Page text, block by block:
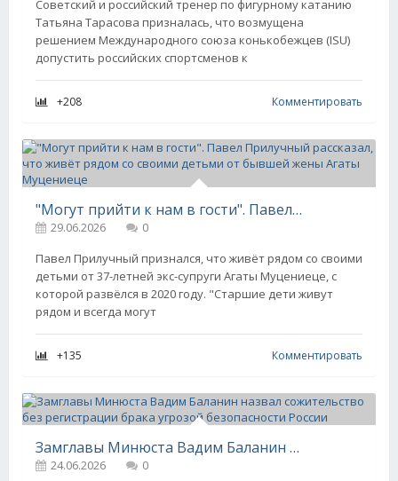
Советский и российский тренер по фигурному катанию
Татьяна Тарасова призналась, что возмущена
решением Международного союза конькобежцев (ISU)
допустить российских спортсменов к
+208 Комментировать
"Могут прийти к нам в гости". Павел Прилучный рассказал, что живёт рядом со своими детьми от бывшей жены Агаты Муцениеце
29.06.2026
0
Павел Прилучный признался, что живёт рядом со своими
детьми от 37-летней экс-супруги Агаты Муцениеце, с
которой развёлся в 2020 году. "Старшие дети живут
рядом и всегда могут
+135 Комментировать
Замглавы Минюста Вадим Баланин назвал сожительство без регистрации брака угрозой безопасности России
24.06.2026
0